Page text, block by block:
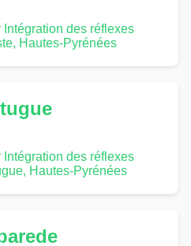
des réflexes
Hautes-Pyrénées
des réflexes
Hautes-Pyrénées